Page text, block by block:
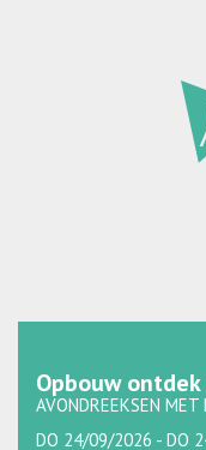
Opbouw
AVONDREEKSEN
DO 24/09/2026 - DO